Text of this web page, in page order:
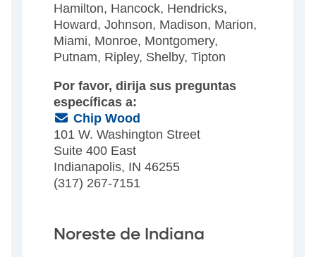
Hamilton, Hancock, Hendricks,
Howard, Johnson, Madison, Marion,
Miami, Monroe, Montgomery,
Putnam, Ripley, Shelby, Tipton
Por favor, dirija sus preguntas
específicas a:
(Email)
Chip Wood
101 W. Washington Street
Suite 400 East
Indianapolis, IN 46255
(317) 267-7151
Noreste de Indiana